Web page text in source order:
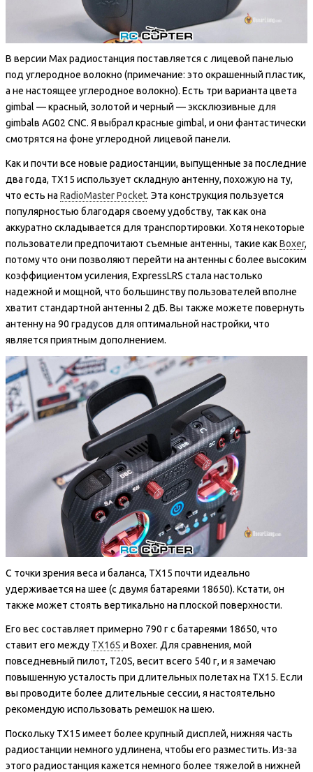
В версии Max радиостанция поставляется с лицевой панелью
под углеродное волокно (примечание: это окрашенный пластик,
а не настоящее углеродное волокно). Есть три варианта цвета
gimbal — красный, золотой и черный — эксклюзивные для
gimbalв AG02 CNC. Я выбрал красные gimbal, и они фантастически
смотрятся на фоне углеродной лицевой панели.
Как и почти все новые радиостанции, выпущенные за последние
два года, TX15 использует складную антенну, похожую на ту,
что есть на RadioMaster Pocket. Эта конструкция пользуется
популярностью благодаря своему удобству, так как она
аккуратно складывается для транспортировки. Хотя некоторые
пользователи предпочитают съемные антенны, такие какBoxer,
потому что они позволяют перейти на антенны с более высоким
коэффициентом усиления, ExpressLRS стала настолько
надежной и мощной, что большинству пользователей вполне
хватит стандартной антенны 2 дБ. Вы также можете повернуть
антенну на 90 градусов для оптимальной настройки, что
является приятным дополнением.
С точки зрения веса и баланса, TX15 почти идеально
удерживается на шее (с двумя батареями 18650). Кстати, он
также может стоять вертикально на плоской поверхности.
Его вес составляет примерно 790 г с батареями 18650, что
ставит его между TX16S и Boxer. Для сравнения, мой
повседневный пилот, T20S, весит всего 540 г, и я замечаю
повышенную усталость при длительных полетах на TX15. Если
вы проводите более длительные сессии, я настоятельно
рекомендую использовать ремешок на шею.
Поскольку TX15 имеет более крупный дисплей, нижняя часть
радиостанции немного удлинена, чтобы его разместить. Из-за
этого радиостанция кажется немного более тяжелой в нижней